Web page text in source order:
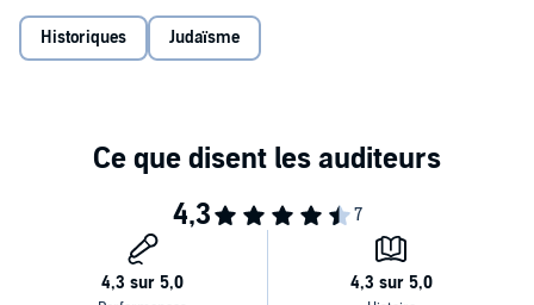
À cent ans, Eddie souhaite partager avec les jeunes générations les
enseignements qu'il a tirés de cette épreuve : l'importance de la
Parce qu'il a survécu et malgré les souffrances endurées, Eddie a
décidé de sourire tous les jours. Il est profondément convaincu
©2024 Michel Lafon (P)2024 Lizzie, un département d'Univers
Historiques Judaïsme